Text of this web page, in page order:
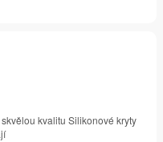
kvalitu Silikonové kryty